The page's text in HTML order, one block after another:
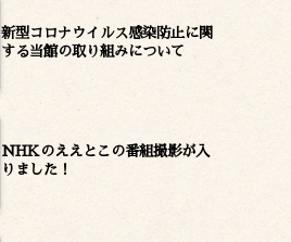
新型コロナウイルス感染防止に関
する当館の取り組みについて
NHKのええとこの番組撮影が入
りました！